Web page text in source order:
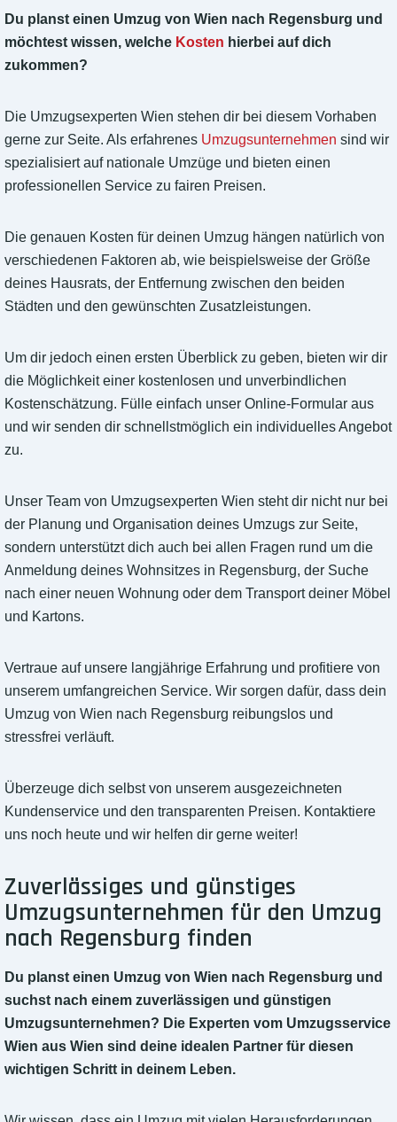
Du planst einen Umzug von Wien nach Regensburg und
möchtest wissen, welche Kosten hierbei auf dich
zukommen?
Die Umzugsexperten Wien stehen dir bei diesem Vorhaben
gerne zur Seite. Als erfahrenes Umzugsunternehmen sind wir
spezialisiert auf nationale Umzüge und bieten einen
professionellen Service zu fairen Preisen.
Die genauen Kosten für deinen Umzug hängen natürlich von
verschiedenen Faktoren ab, wie beispielsweise der Größe
deines Hausrats, der Entfernung zwischen den beiden
Städten und den gewünschten Zusatzleistungen.
Um dir jedoch einen ersten Überblick zu geben, bieten wir dir
die Möglichkeit einer kostenlosen und unverbindlichen
Kostenschätzung. Fülle einfach unser Online-Formular aus
und wir senden dir schnellstmöglich ein individuelles Angebot
zu.
Unser Team von Umzugsexperten Wien steht dir nicht nur bei
der Planung und Organisation deines Umzugs zur Seite,
sondern unterstützt dich auch bei allen Fragen rund um die
Anmeldung deines Wohnsitzes in Regensburg, der Suche
nach einer neuen Wohnung oder dem Transport deiner Möbel
und Kartons.
Vertraue auf unsere langjährige Erfahrung und profitiere von
unserem umfangreichen Service. Wir sorgen dafür, dass dein
Umzug von Wien nach Regensburg reibungslos und
stressfrei verläuft.
Überzeuge dich selbst von unserem ausgezeichneten
Kundenservice und den transparenten Preisen. Kontaktiere
uns noch heute und wir helfen dir gerne weiter!
Zuverlässiges und günstiges
Umzugsunternehmen für den Umzug
nach Regensburg finden
Du planst einen Umzug von Wien nach Regensburg und
suchst nach einem zuverlässigen und günstigen
Umzugsunternehmen? Die Experten vom Umzugsservice
Wien aus Wien sind deine idealen Partner für diesen
wichtigen Schritt in deinem Leben.